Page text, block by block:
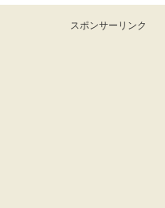
スポンサーリンク